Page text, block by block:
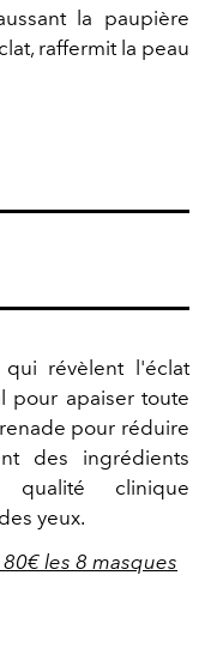
la paupière
raffermit la peau
révèlent l'éclat
pour apaiser toute
pour réduire
des ingrédients
qualité clinique
yeux.
les 8 masques